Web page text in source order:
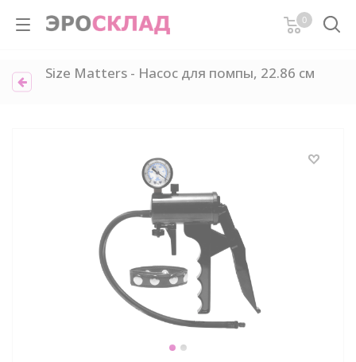
0
Size Matters - Насос для помпы, 22.86 см